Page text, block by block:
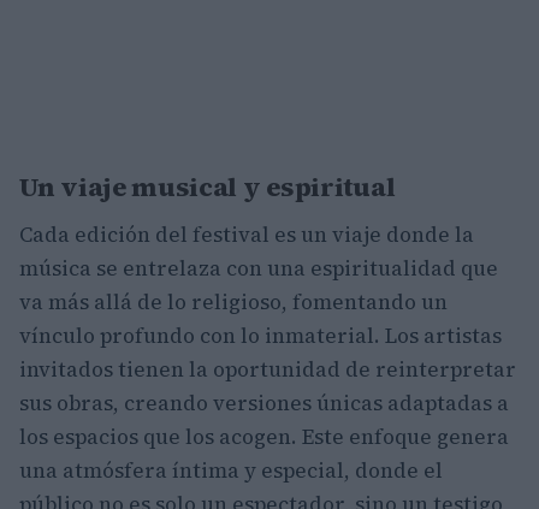
Un viaje musical y espiritual
Cada edición del festival es un viaje donde la
música se entrelaza con una espiritualidad que
va más allá de lo religioso, fomentando un
vínculo profundo con lo inmaterial. Los artistas
invitados tienen la oportunidad de reinterpretar
sus obras, creando versiones únicas adaptadas a
los espacios que los acogen. Este enfoque genera
una atmósfera íntima y especial, donde el